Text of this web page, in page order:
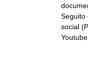
Seguito
social